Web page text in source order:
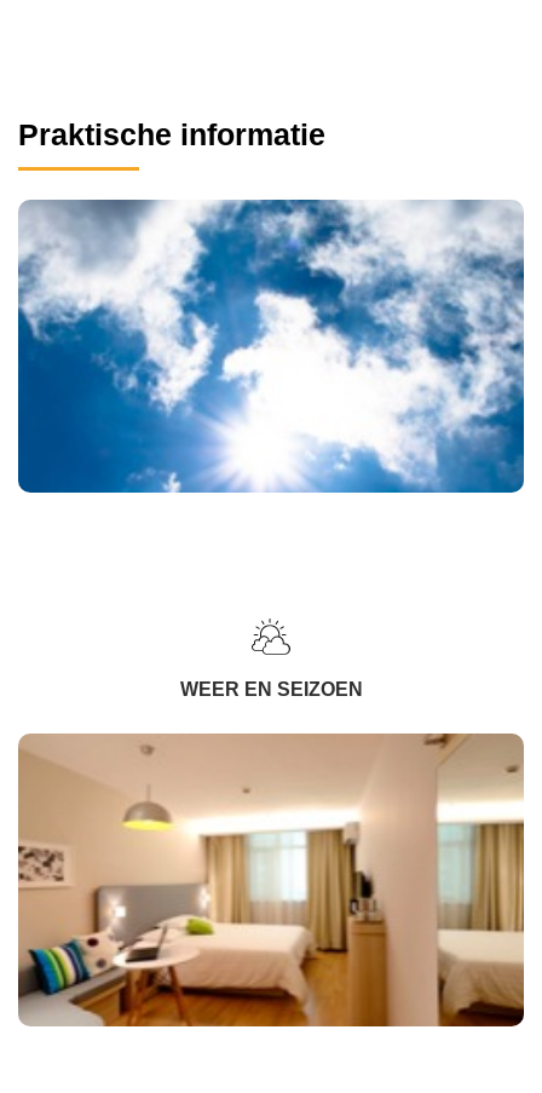
Praktische informatie
WEER EN SEIZOEN